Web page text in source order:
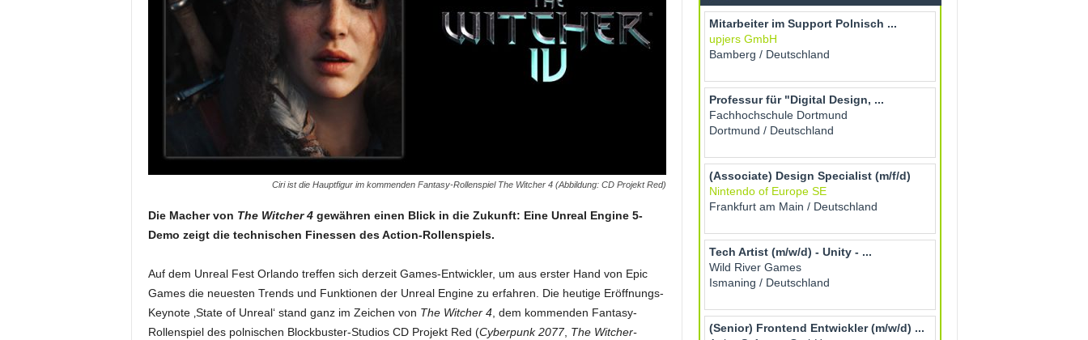
Ciri ist die Hauptfigur im kommenden Fantasy-Rollenspiel The Witcher 4 (Abbildung: CD Projekt Red)
Die Macher von The Witcher 4gewähren einen Blick in die Zukunft: Eine Unreal Engine 5-
Demo zeigt die technischen Finessen des Action-Rollenspiels.
Auf dem Unreal Fest Orlando treffen sich derzeit Games-Entwickler, um aus erster Hand von Epic
Games die neuesten Trends und Funktionen der Unreal Engine zu erfahren. Die heutige Eröffnungs-
Keynote ‚State of Unreal‘ stand ganz im Zeichen von The Witcher 4, dem kommenden Fantasy-
Rollenspiel des polnischen Blockbuster-Studios CD Projekt Red (Cyberpunk 2077, The Witcher-